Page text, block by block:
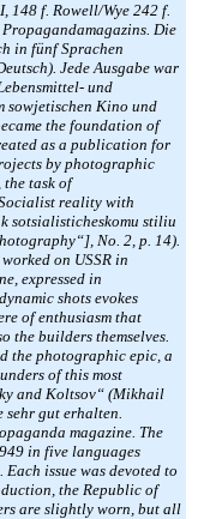
148 f. Rowell/Wye 242 f.
Die
in fünf Sprachen
Jede Ausgabe war
und
sowjetischen Kino und
the foundation of
as a publication for
by photographic
the task of
reality with
sotsialisticheskomu stiliu
No. 2, p. 14).
on USSR in
expressed in
shots evokes
of enthusiasm that
the builders themselves.
the photographic epic, a
of this most
and Koltsov“ (Mikhail
sehr gut erhalten.
magazine. The
in five languages
issue was devoted to
the Republic of
are slightly worn, but all